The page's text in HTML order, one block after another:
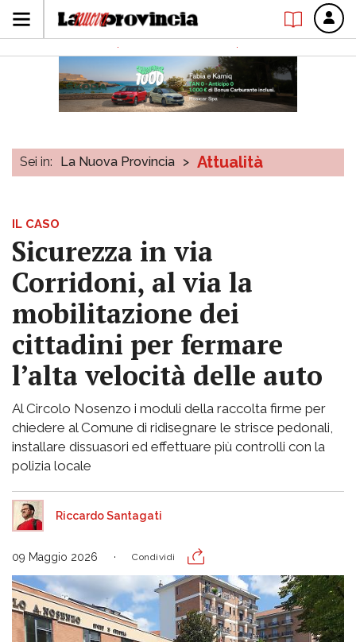
Sei in: La Nuova Provincia > Attualità
IL CASO
Sicurezza in via
Corridoni, al via la
mobilitazione dei
cittadini per fermare
l’alta velocità delle auto
Al Circolo Nosenzo i moduli della raccolta firme per
chiedere al Comune di ridisegnare le strisce pedonali,
installare dissuasori ed effettuare più controlli con la
polizia locale
Riccardo Santagati
09 Maggio 2026 Condividi